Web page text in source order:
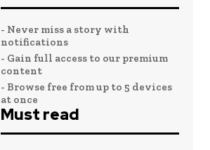
- Never miss a story with
notifications
- Gain full access to our premium
content
- Browse free from up to 5 devices
at once
Must read